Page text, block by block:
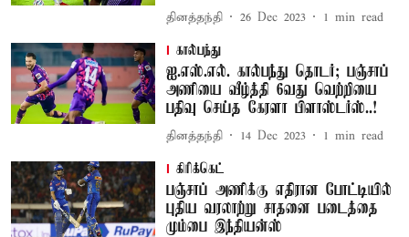
தினத்தந்தி 26 Dec 2023 1 min read
கால்பந்து
ஐ.எஸ்.எல். கால்பந்து தொடர்; பஞ்சாப்
அணியை வீழ்த்தி 6வது வெற்றியை
பதிவு செய்த கேரளா பிளாஸ்டர்ஸ்..!
தினத்தந்தி 14 Dec 2023 1 min read
கிரிக்கெட்
பஞ்சாப் அணிக்கு எதிரான போட்டியில்
புதிய வரலாற்று சாதனை படைத்தை
மும்பை இந்தியன்ஸ்